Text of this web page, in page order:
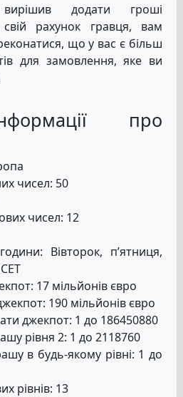
додати гроші
рахунок гравця, вам
що у вас є більш
для замовлення, яке ви
про
чисел: 50
чисел: 12
Вівторок, п’ятниця,
17 мільйонів євро
190 мільйонів євро
джекпот: 1 до 186450880
рівня 2: 1 до 2118760
в будь-якому рівні: 1 до
рівнів: 13